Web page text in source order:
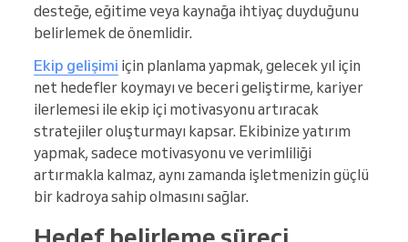
desteğe, eğitime veya kaynağa ihtiyaç duyduğunu
belirlemek de önemlidir.
Ekip gelişimi için planlama yapmak, gelecek yıl için
net hedefler koymayı ve beceri geliştirme, kariyer
ilerlemesi ile ekip içi motivasyonu artıracak
stratejiler oluşturmayı kapsar. Ekibinize yatırım
yapmak, sadece motivasyonu ve verimliliği
artırmakla kalmaz, aynı zamanda işletmenizin güçlü
bir kadroya sahip olmasını sağlar.